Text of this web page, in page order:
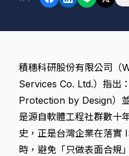
積穗科研股份有限公司（
Services Co. Ltd.）指出
Protection by Design）
是源自軟體工程社群數
史，正是台灣企業在落實
時，避免「只做表面合規